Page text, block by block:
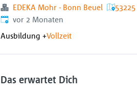
EDEKA Mohr - Bonn Beuel
Veröffentlicht:
vor 2 Monaten
Ausbildung +Vollzeit
Das erwartet Dich